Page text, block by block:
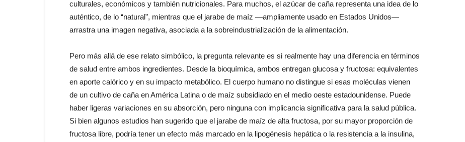
culturales, económicos y también nutricionales. Para muchos, el azúcar de caña representa una idea de lo
auténtico, de lo “natural”, mientras que el jarabe de maíz —ampliamente usado en Estados Unidos—
arrastra una imagen negativa, asociada a la sobreindustrialización de la alimentación.
Pero más allá de ese relato simbólico, la pregunta relevante es si realmente hay una diferencia en términos
de salud entre ambos ingredientes. Desde la bioquímica, ambos entregan glucosa y fructosa: equivalentes
en aporte calórico y en su impacto metabólico. El cuerpo humano no distingue si esas moléculas vienen
de un cultivo de caña en América Latina o de maíz subsidiado en el medio oeste estadounidense. Puede
haber ligeras variaciones en su absorción, pero ninguna con implicancia significativa para la salud pública.
Si bien algunos estudios han sugerido que el jarabe de maíz de alta fructosa, por su mayor proporción de
fructosa libre, podría tener un efecto más marcado en la lipogénesis hepática o la resistencia a la insulina,